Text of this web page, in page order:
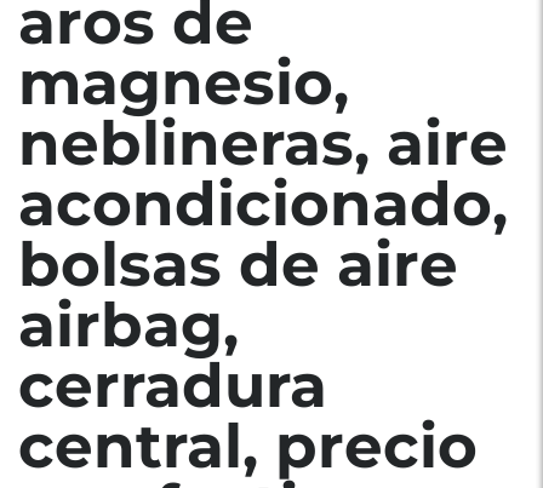
aros de
magnesio,
neblineras, aire
acondicionado,
bolsas de aire
airbag,
cerradura
central, precio